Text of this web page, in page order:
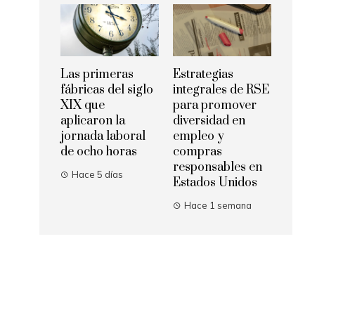
Las primeras
fábricas del siglo
XIX que
aplicaron la
jornada laboral
de ocho horas
Hace 5 días
Estrategias
integrales de RSE
para promover
diversidad en
empleo y
compras
responsables en
Estados Unidos
Hace 1 semana